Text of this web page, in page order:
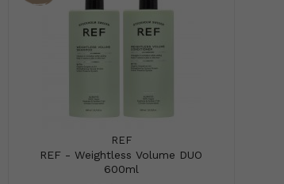
REF
REF - Weightless Volume DUO
600ml